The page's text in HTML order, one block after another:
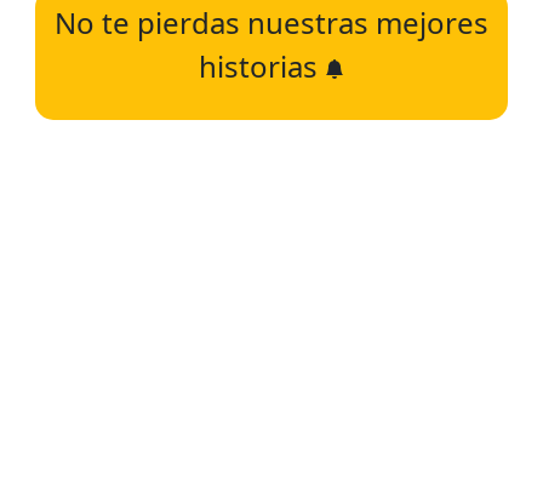
No te pierdas nuestras mejores
historias